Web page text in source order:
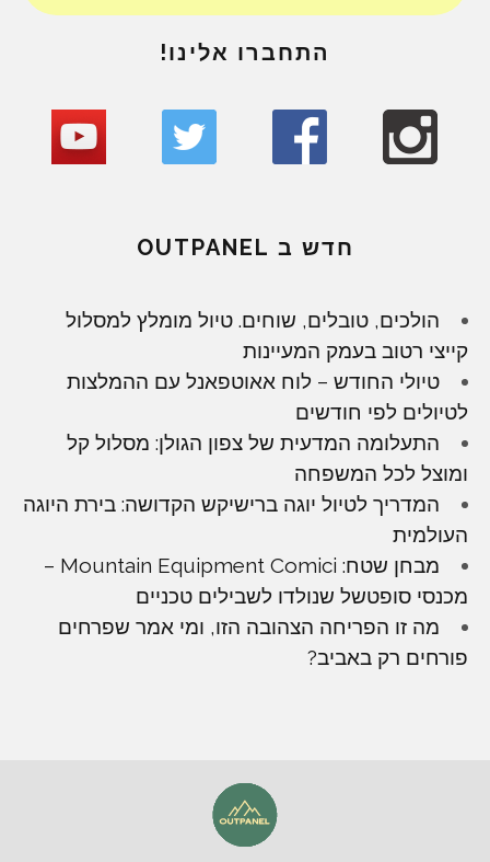
התחברו אלינו!
חדש ב OUTPANEL
הולכים, טובלים, שוחים. טיול מומלץ למסלול
קייצי רטוב בעמק המעיינות
טיולי החודש – לוח אאוטפאנל עם ההמלצות
לטיולים לפי חודשים
התעלומה המדעית של צפון הגולן: מסלול קל
ומוצל לכל המשפחה
המדריך לטיול יוגה ברישיקש הקדושה: בירת היוגה
העולמית
מבחן שטח: Mountain Equipment Comici –
מכנסי סופטשל שנולדו לשבילים טכניים
מה זו הפריחה הצהובה הזו, ומי אמר שפרחים
פורחים רק באביב?